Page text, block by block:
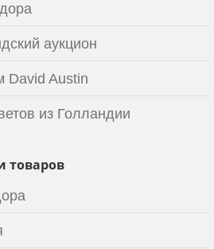
аукцион
David Austin
из Голландии
товаров